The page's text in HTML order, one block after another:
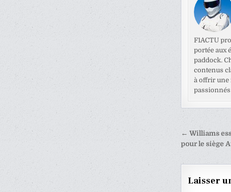
F1ACTU
portée aux
paddock.
contenus
à offrir une
passionnés
de
l’article
← Williams
pour le siège
Laisser